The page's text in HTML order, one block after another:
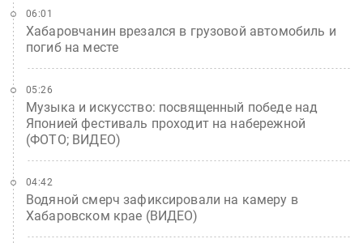
Хабаровчанин врезался в грузовой автомобиль и
погиб на месте
06:01
Музыка и искусство: посвященный победе над
Японией фестиваль проходит на набережной
(ФОТО; ВИДЕО)
05:26
Водяной смерч зафиксировали на камеру в
Хабаровском крае (ВИДЕО)
04:42